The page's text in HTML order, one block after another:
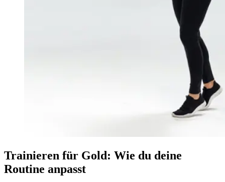
Trainieren für Gold: Wie du deine
Routine anpasst